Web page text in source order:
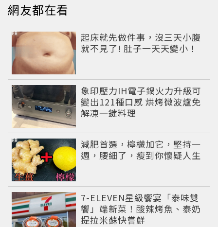
網友都在看
起床就先做件事，沒三天小腹
就不見了! 肚子一天天變小！
PR
象印壓力IH電子鍋火力升級可
變出121種口感 烘烤微波爐免
解凍一鍵料理
減肥首選，檸檬加它，堅持一
週，腰細了，瘦到你懷疑人生
PR
7-ELEVEN星級饗宴「泰味雙
饗」端新菜！酸辣烤魚、泰奶
提拉米蘇快嘗鮮